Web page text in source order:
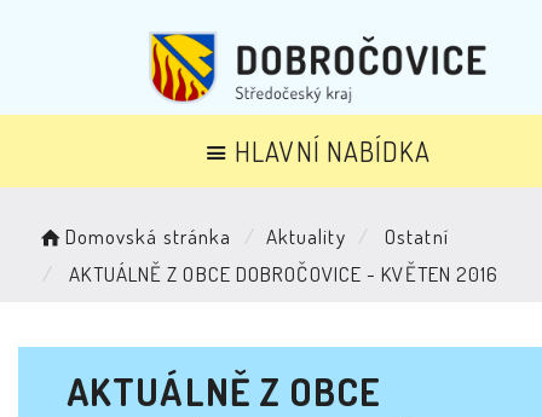
HLAVNÍ NABÍDKA
Domovská stránka Aktuality
Ostatní
AKTUÁLNĚ Z OBCE DOBROČOVICE - KVĚTEN 2016
AKTUÁLNĚ Z OBCE